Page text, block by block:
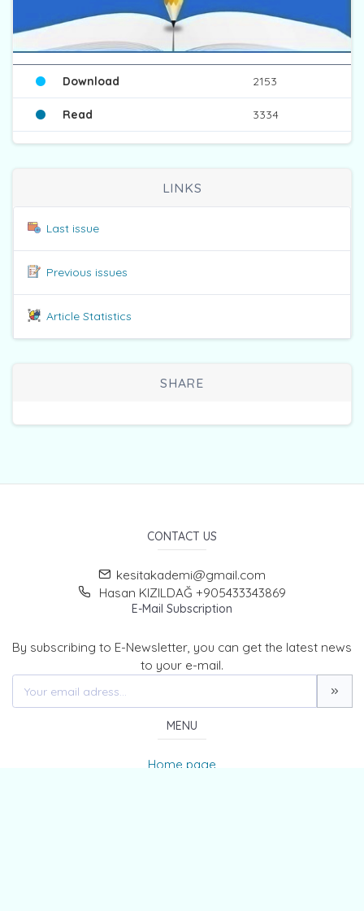
Download 2153
Read 3334
LINKS
Last issue
Previous issues
Article Statistics
SHARE
CONTACT US
kesitakademi@gmail.com
Hasan KIZILDAĞ +905433343869
E-Mail Subscription
By subscribing to E-Newsletter, you can get the latest news
to your e-mail.
MENU
Home page